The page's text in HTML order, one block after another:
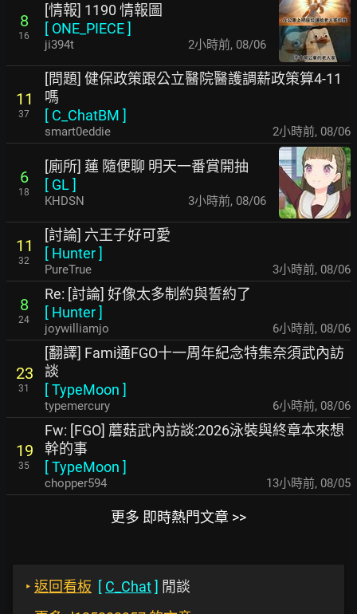
8
16
[情報] 1190 情報圖
[ ONE_PIECE]
ji394t 2小時前, 08/06
11
37
[問題] 健保政策跟公立醫院醫護調薪政策算4-11
嗎
[ C_ChatBM ]
smart0eddie 2小時前, 08/06
6
18
[廁所] 蓮 隨便聊 明天一番賞開抽
[ GL ]
KHDSN 3小時前, 08/06
11
32
[討論] 六王子好可愛
[ Hunter]
PureTrue 3小時前, 08/06
8
24
Re: [討論] 好像太多制約與誓約了
[ Hunter]
joywilliamjo 6小時前, 08/06
23
31
[翻譯] Fami通FGO十一周年紀念特集奈須武內訪
談
[TypeMoon ]
typemercury 6小時前, 08/06
19
35
Fw: [FGO] 蘑菇武內訪談:2026泳裝與終章本來想
幹的事
[TypeMoon ]
chopper594 13小時前, 08/05
更多 即時熱門文章 >>
‣ 返回看板 [ C_Chat] 閒談